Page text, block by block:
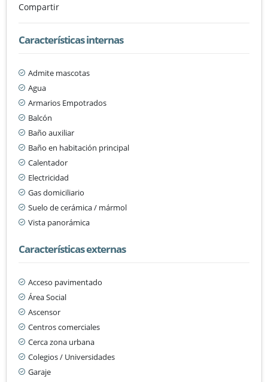
Compartir
Características internas
Admite mascotas
Agua
Armarios Empotrados
Balcón
Baño auxiliar
Baño en habitación principal
Calentador
Electricidad
Gas domiciliario
Suelo de cerámica / mármol
Vista panorámica
Características externas
Acceso pavimentado
Área Social
Ascensor
Centros comerciales
Cerca zona urbana
Colegios / Universidades
Garaje